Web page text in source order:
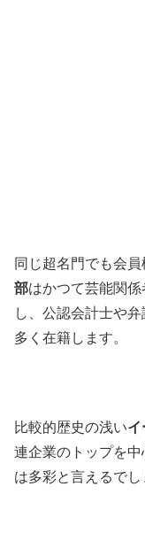
同じ超名門でも会
部はかつて芸能関
し、公認会計士や
多く在籍します。
比較的歴史の浅いイ
連企業のトップを
は多彩と言えるでし